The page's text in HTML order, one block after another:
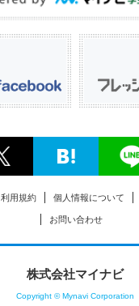
利用規約 個人情報について
お問い合わせ
株式会社マイナビ
Copyright © Mynavi Corporation